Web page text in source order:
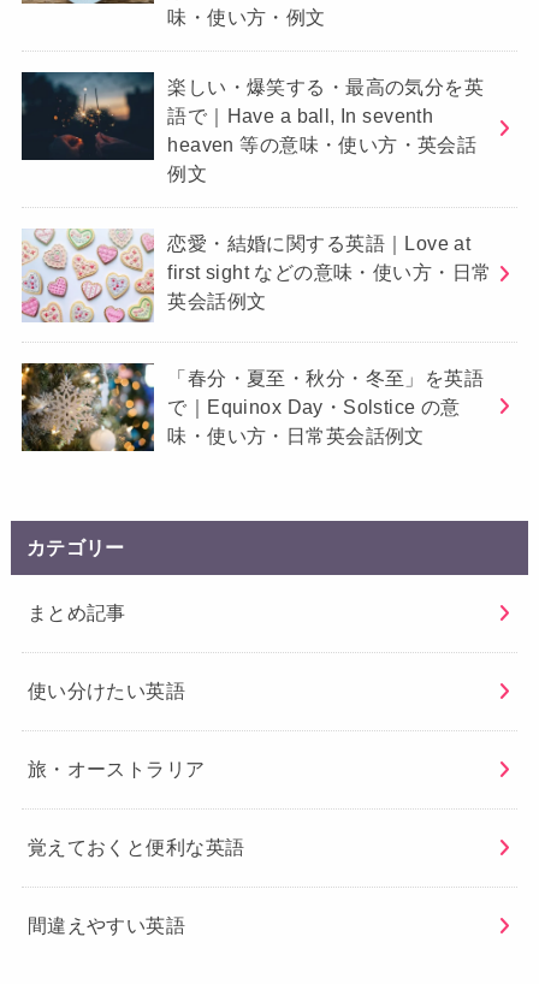
味・使い方・例文
楽しい・爆笑する・最高の気分を英
語で｜Have a ball, In seventh
heaven 等の意味・使い方・英会話
例文
恋愛・結婚に関する英語｜Love at
first sight などの意味・使い方・日常
英会話例文
「春分・夏至・秋分・冬至」を英語
で｜Equinox Day・Solstice の意
味・使い方・日常英会話例文
カテゴリー
まとめ記事
使い分けたい英語
旅・オーストラリア
覚えておくと便利な英語
間違えやすい英語